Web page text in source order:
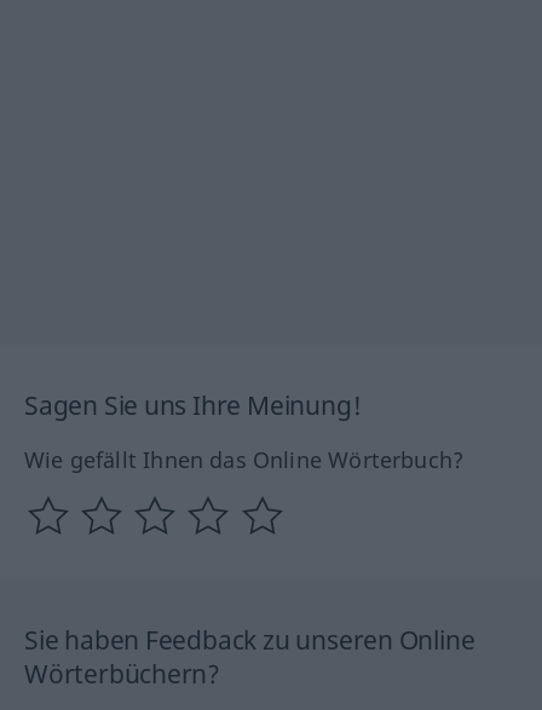
Sagen Sie uns Ihre Meinung!
Wie gefällt Ihnen das Online Wörterbuch?
Sie haben Feedback zu unseren Online
Wörterbüchern?